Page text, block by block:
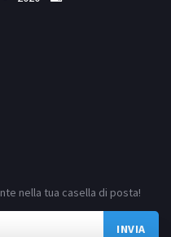
nella tua casella di posta!